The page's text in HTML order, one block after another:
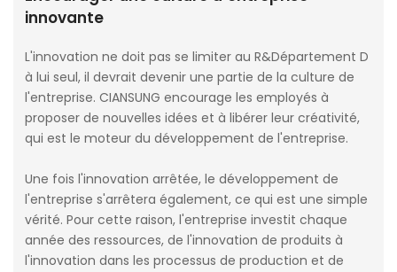
innovante
L'innovation ne doit pas se limiter au R&Département D
à lui seul, il devrait devenir une partie de la culture de
l'entreprise. CIANSUNG encourage les employés à
proposer de nouvelles idées et à libérer leur créativité,
qui est le moteur du développement de l'entreprise.
Une fois l'innovation arrêtée, le développement de
l'entreprise s'arrêtera également, ce qui est une simple
vérité. Pour cette raison, l'entreprise investit chaque
année des ressources, de l'innovation de produits à
l'innovation dans les processus de production et de